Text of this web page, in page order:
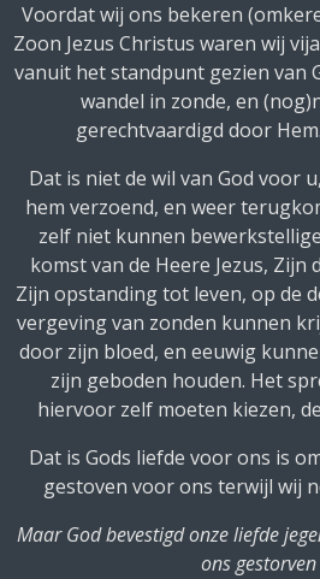
Voordat wij ons bekeren
Zoon Jezus Christus waren wij
vanuit het standpunt gezien van
wandel in zonde, en
gerechtvaardigd door Hem.
Dat is niet de wil van God voor
hem verzoend, en weer
zelf niet kunnen
komst van de Heere Jezus, Zijn
Zijn opstanding tot leven, op de
vergeving van zonden kunnen
door zijn bloed, en eeuwig
zijn geboden houden. Het
hiervoor zelf moeten kiezen,
Dat is Gods liefde voor ons is
gestoven voor ons terwijl wij
Maar God bevestigd onze liefde
ons gestorven